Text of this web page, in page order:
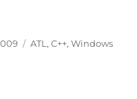
Kategorien
ATL ,C++,Windows